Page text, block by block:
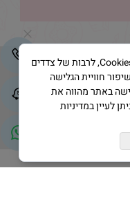
לידיעתך, באתרנו נעשה שימוש בקבצי Cookies, לרבות של צדדים
חוויית הגלישה
באתר מהווה את
לעיין במדיניות